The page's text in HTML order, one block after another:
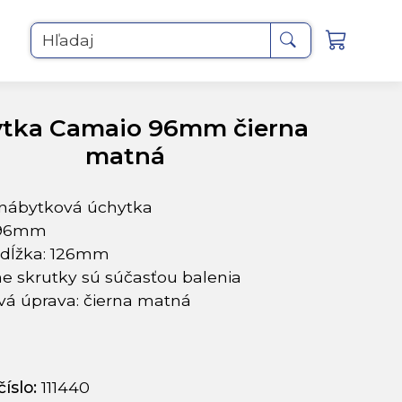
Hľadaj
Camaio 96mm čierna
matná
úchytka
126mm
skrutky sú súčasťou balenia
úprava: čierna matná
111440